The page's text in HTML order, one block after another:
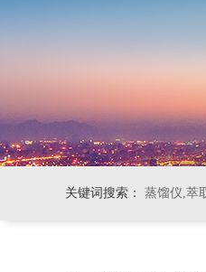
关键词搜索： 蒸馏仪,萃